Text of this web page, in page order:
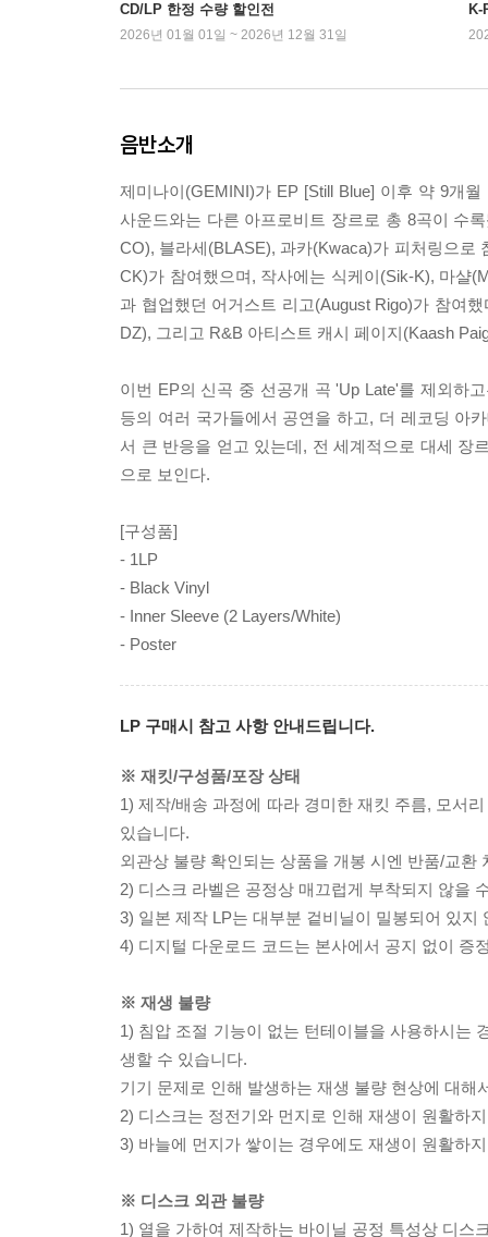
CD/LP 한정 수량 할인전
2026년 01월 01일 ~ 2026년 12월 31일
K-
음반소개
제미나이(GEMINI)가 EP [Still Blue] 이후 약 9개
사운드와는 다른 아프로비트 장르로 총 8곡이 수
CO), 블라세(BLASE), 과카(Kwaca)가 피처링으로
CK)가 참여했으며, 작사에는 식케이(Sik-K), 마샬
과 협업했던 어거스트 리고(August Rigo)가 참여
DZ), 그리고 R&B 아티스트 캐시 페이지(Kaash
이번 EP의 신곡 중 선공개 곡 'Up Late'를 제외하
등의 여러 국가들에서 공연을 하고, 더 레코딩 아
서 큰 반응을 얻고 있는데, 전 세계적으로 대세 장
으로 보인다.
[구성품]
- 1LP
- Black Vinyl
- Inner Sleeve (2 Layers/White)
- Poster
LP 구매시 참고 사항 안내드립니다.
※ 재킷/구성품/포장 상태
1) 제작/배송 과정에 따라 경미한 재킷 주름, 모서
있습니다.
외관상 불량 확인되는 상품을 개봉 시엔 반품/교환
2) 디스크 라벨은 공정상 매끄럽게 부착되지 않을
3) 일본 제작 LP는 대부분 겉비닐이 밀봉되어 있지
4) 디지털 다운로드 코드는 본사에서 공지 없이 증
※ 재생 불량
1) 침압 조절 기능이 없는 턴테이블을 사용하시는
생할 수 있습니다.
기기 문제로 인해 발생하는 재생 불량 현상에 대
2) 디스크는 정전기와 먼지로 인해 재생이 원활하
3) 바늘에 먼지가 쌓이는 경우에도 재생이 원활하
※ 디스크 외관 불량
1) 열을 가하여 제작하는 바이닐 공정 특성상 디스